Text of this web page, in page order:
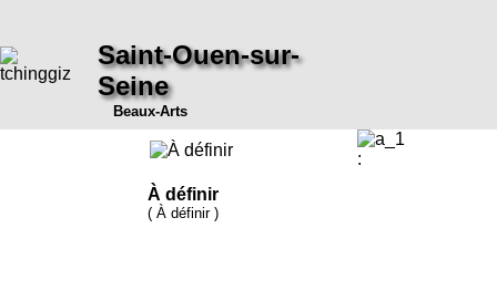
Saint-Ouen-sur-
Seine
Beaux-Arts
À définir
( À définir )
: